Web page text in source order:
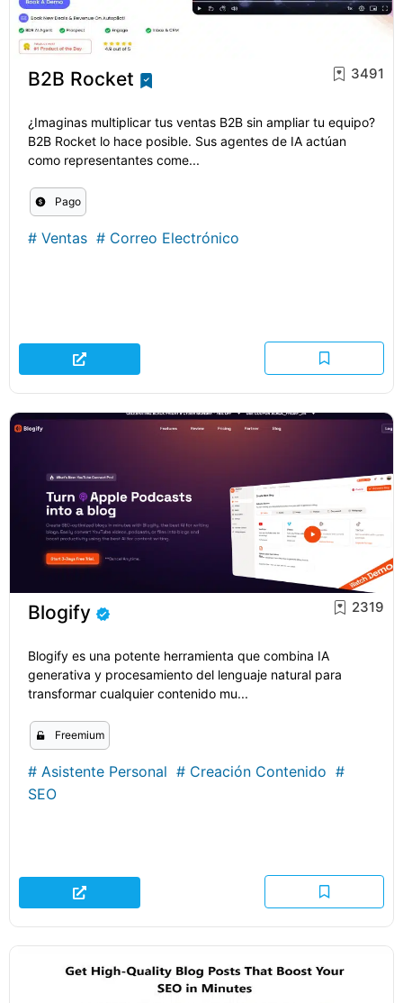
B2B Rocket 3491
¿Imaginas multiplicar tus ventas B2B sin ampliar tu equipo?
B2B Rocket lo hace posible. Sus agentes de IA actúan
como representantes come...
Pago
# Ventas # Correo Electrónico
Blogify 2319
Blogify es una potente herramienta que combina IA
generativa y procesamiento del lenguaje natural para
transformar cualquier contenido mu...
Freemium
# Asistente Personal # Creación Contenido #
SEO